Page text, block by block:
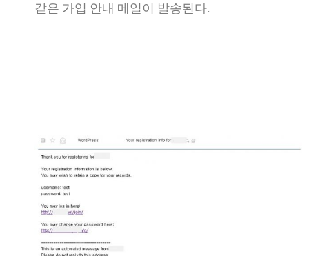
같은 가입 안내 메일이 발송된다.